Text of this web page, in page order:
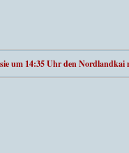
um 14:35 Uhr den